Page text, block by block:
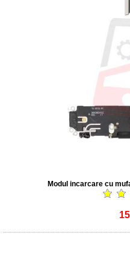
Modul incarcare cu